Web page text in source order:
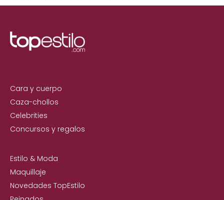
Cara y cuerpo
Caza-chollos
Celebrities
Concursos y regalos
Estilo & Moda
Maquillaje
Novedades TopEstilo